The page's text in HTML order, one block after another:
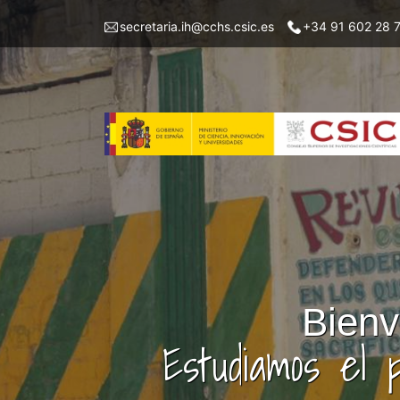
contenido
principal
Menu
left
secretaria.ih@cchs.csic.es +34 91 602 28
Estudiamos